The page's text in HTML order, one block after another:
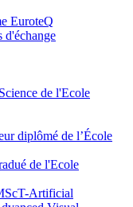
EuroteQ
d'échange
de l'Ecole
diplômé de l’École
de l'Ecole
Artificial